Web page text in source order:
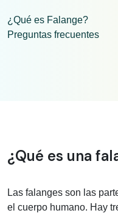
¿Qué es Falange?
Preguntas frecuentes
Información
¿Qué es una
Las falanges son las
el cuerpo humano. Hay